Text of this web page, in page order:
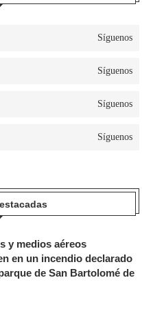
Síguenos
Síguenos
Síguenos
Síguenos
y medios aéreos
en un incendio declarado
de San Bartolomé de